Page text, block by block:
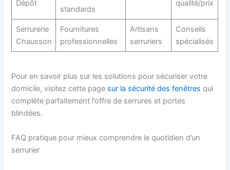
Dépôt
standards
qualité/prix
Serrurerie
Chausson
Fournitures
professionnelles
Artisans
serruriers
Conseils
spécialisés
Pour en savoir plus sur les solutions pour sécuriser votre
domicile, visitez cette page sur la sécurité des fenêtres qui
complète parfaitement l’offre de serrures et portes
blindées.
FAQ pratique pour mieux comprendre le quotidien d’un
serrurier